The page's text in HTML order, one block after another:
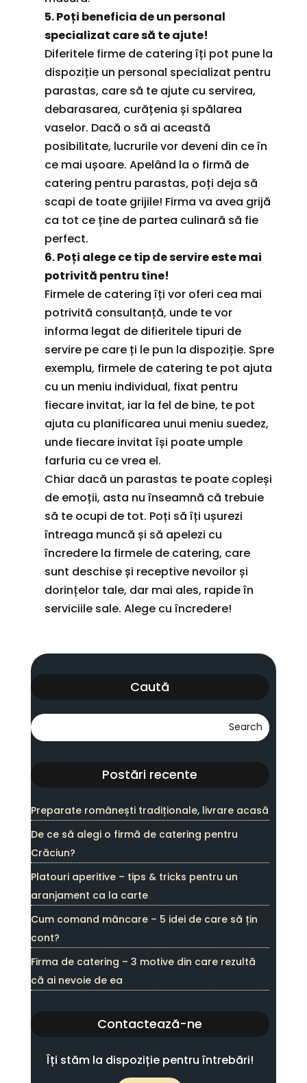
5. Poți beneficia de un personal
specializat care să te ajute!
Diferitele firme de catering îți pot pune la
dispoziție un personal specializat pentru
parastas, care să te ajute cu servirea,
debarasarea, curățenia și spălarea
vaselor. Dacă o să ai această
posibilitate, lucrurile vor deveni din ce în
ce mai ușoare. Apelând la o firmă de
catering pentru parastas, poți deja să
scapi de toate grijile! Firma va avea grijă
ca tot ce ține de partea culinară să fie
perfect.
6. Poți alege ce tip de servire este mai
potrivită pentru tine!
Firmele de catering îți vor oferi cea mai
potrivită consultanță, unde te vor
informa legat de difieritele tipuri de
servire pe care ți le pun la dispoziție. Spre
exemplu, firmele de catering te pot ajuta
cu un meniu individual, fixat pentru
fiecare invitat, iar la fel de bine, te pot
ajuta cu planificarea unui meniu suedez,
unde fiecare invitat își poate umple
farfuria cu ce vrea el.
Chiar dacă un parastas te poate copleși
de emoții, asta nu înseamnă că trebuie
să te ocupi de tot. Poți să îți ușurezi
întreaga muncă și să apelezi cu
încredere la firmele de catering, care
sunt deschise și receptive nevoilor și
dorințelor tale, dar mai ales, rapide în
serviciile sale. Alege cu încredere!
Caută
Postări recente
Preparate românești tradiționale, livrare acasă
De ce să alegi o firmă de catering pentru
Crăciun?
Platouri aperitive – tips & tricks pentru un
aranjament ca la carte
Cum comand mâncare – 5 idei de care să țin
cont?
Firma de catering – 3 motive din care rezultă
că ai nevoie de ea
Contactează-ne
Îți stăm la dispoziție pentru întrebări!